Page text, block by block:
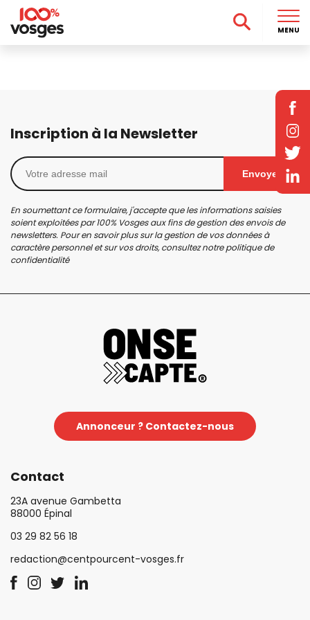
Inscription à la Newsletter
Envoyer
En soumettant ce formulaire, j'accepte que les informations saisies
soient exploitées par 100% Vosges aux fins de gestion des envois de
newsletters. Pour en savoir plus sur la gestion de vos données à
caractère personnel et sur vos droits, consultez notrepolitique de
confidentialité
Annonceur ? Contactez-nous
Contact
23A avenue Gambetta
88000 Épinal
03 29 82 56 18
redaction@centpourcent-vosges.fr
MENU